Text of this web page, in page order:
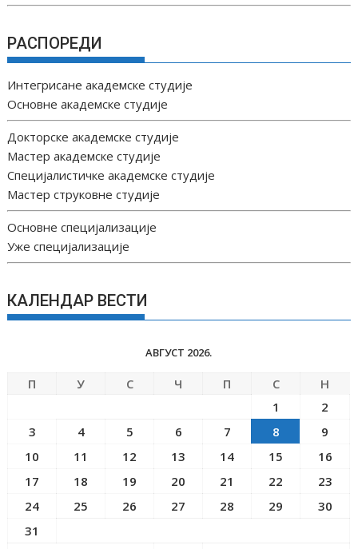
РАСПОРЕДИ
Интегрисане академске студије
Основне академске студије
Докторске академске студије
Мастер академске студије
Специјалистичке академске студије
Мастер струковне студије
Основне специјализације
Уже специјализације
КАЛЕНДАР ВЕСТИ
АВГУСТ 2026.
П У С Ч П С Н
1
2
3
4 5 6 7 8
9
10
11 12 13 14 15
16
17
18 19 20 21 22
23
24
25 26 27 28 29
30
31